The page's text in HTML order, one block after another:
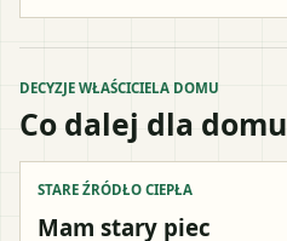
DECYZJE WŁAŚCICIELA DOMU
Co dalej dla domu
STARE ŹRÓDŁO CIEPŁA
Mam stary piec